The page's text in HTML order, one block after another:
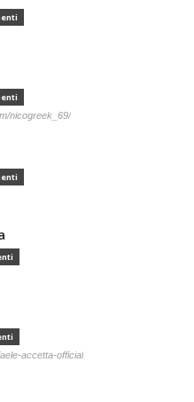
nicogreek_69/
accetta-official